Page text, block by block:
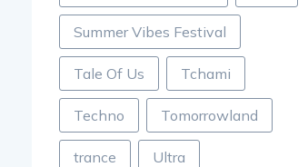
Summer Vibes Festival
Tale Of Us Tchami
Techno Tomorrowland
trance Ultra